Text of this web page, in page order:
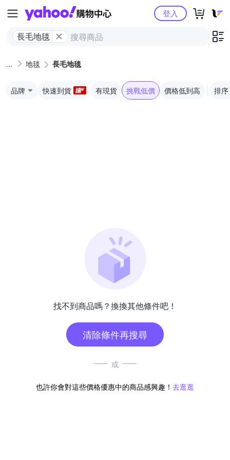
Yahoo購物中心
長毛地毯
登入
地毯 長毛地毯
品牌 快速到貨 有現貨 挑戰低價 價格低到高 排序
找不到商品嗎？換換其他條件吧！
清除條件再搜尋
或
也許你會對這些價格優惠中的商品感興趣！ 去逛逛